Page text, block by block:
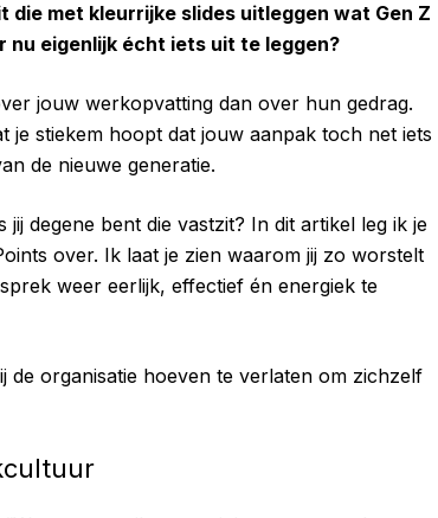
met kleurrijke slides uitleggen wat Gen Z
eigenlijk écht iets uit te leggen?
jouw werkopvatting dan over hun gedrag.
je stiekem hoopt dat jouw aanpak toch net iets
de nieuwe generatie.
degene bent die vastzit? In dit artikel leg ik je
over. Ik laat je zien waarom jij zo worstelt
weer eerlijk, effectief én energiek te
de organisatie hoeven te verlaten om zichzelf